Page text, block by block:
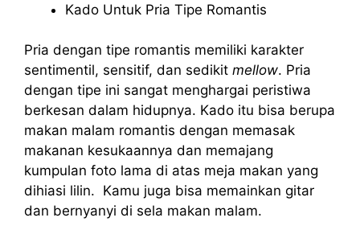
Kado Untuk Pria Tipe Romantis
Pria dengan tipe romantis memiliki karakter
sentimentil, sensitif, dan sedikit mellow. Pria
dengan tipe ini sangat menghargai peristiwa
berkesan dalam hidupnya. Kado itu bisa berupa
makan malam romantis dengan memasak
makanan kesukaannya dan memajang
kumpulan foto lama di atas meja makan yang
dihiasi lilin. Kamu juga bisa memainkan gitar
dan bernyanyi di sela makan malam.